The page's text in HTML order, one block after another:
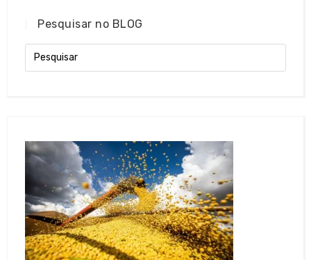
Pesquisar no BLOG